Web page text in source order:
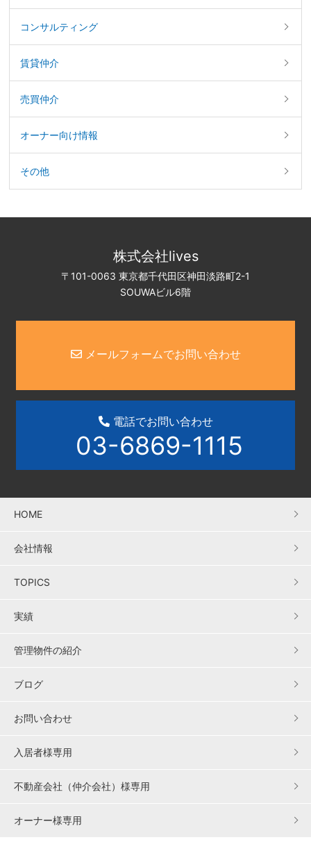
コンサルティング
賃貸仲介
売買仲介
オーナー向け情報
その他
株式会社lives
〒101-0063 東京都千代田区神田淡路町2-1
SOUWAビル6階
メールフォームでお問い合わせ
電話でお問い合わせ
03-6869-1115
HOME
会社情報
TOPICS
実績
管理物件の紹介
ブログ
お問い合わせ
入居者様専用
不動産会社（仲介会社）様専用
オーナー様専用